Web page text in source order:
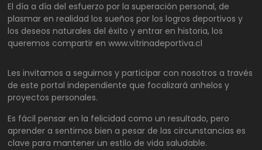
El día a día del esfuerzo por la superación personal, de
plasmar en realidad los sueños por los logros deportivos y
los deseos naturales del éxito y entrar en historia, los
queremos compartir en www.vitrinadeportiva.cl
Les invitamos a seguirnos y participar con nosotros a través
de este portal independiente que focalizará anhelos y
proyectos personales.
Es fácil pensar en la felicidad como un resultado, pero
aprender a sentirnos bien a pesar de las circunstancias es
clave para mantener un estilo de vida saludable.